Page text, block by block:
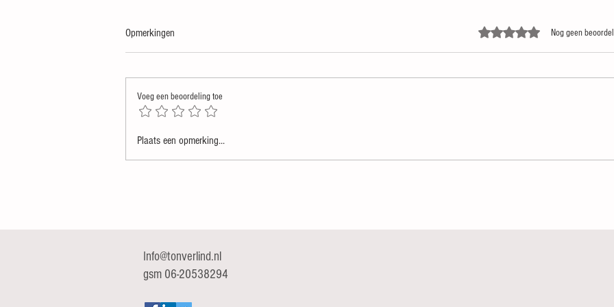
Dat een ongeluk (mogelijk) covid
Zomergasten
Opmerkingen Beoordeeld met 0 uit 5 sterren.
Nog geen
Voeg een beoordeling toe
Plaats een opmerking...
Info@tonverlind.nl
gsm 06-20538294